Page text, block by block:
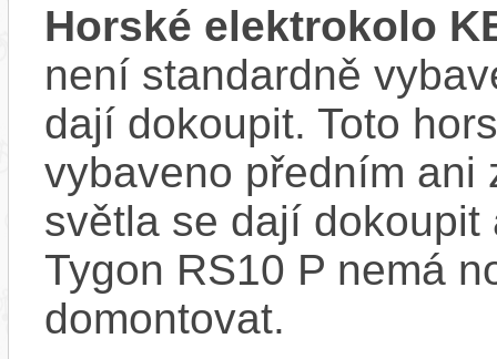
Horské elektrokolo
není standardně
dají dokoupit. Toto
vybaveno předním ani
světla se dají dokoupit
Tygon RS10 P nemá
domontovat.